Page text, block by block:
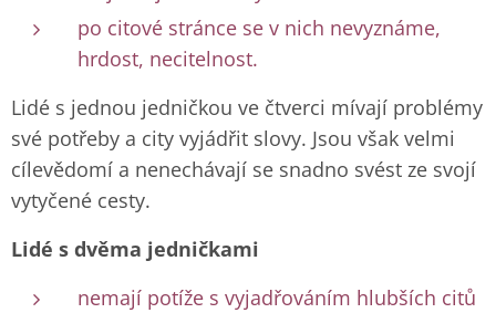
po citové stránce se v nich nevyznáme,
hrdost, necitelnost.
Lidé s jednou jedničkou ve čtverci mívají problémy
své potřeby a city vyjádřit slovy. Jsou však velmi
cílevědomí a nenechávají se snadno svést ze svojí
vytyčené cesty.
Lidé s dvěma jedničkami
nemají potíže s vyjadřováním hlubších citů